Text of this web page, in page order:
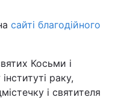
сайті благодійного
Косьми і
раку,
і святителя